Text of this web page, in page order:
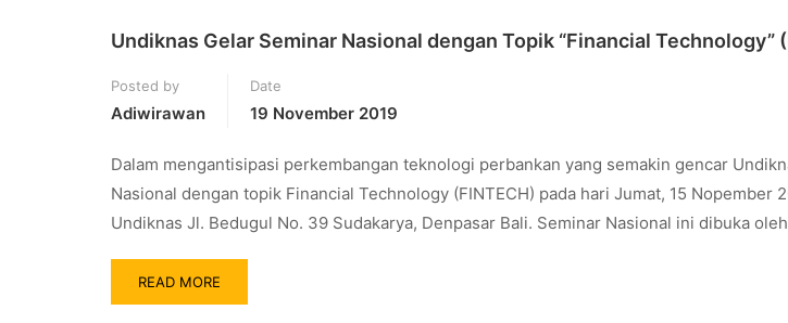
Undiknas Gelar Seminar Nasional dengan Topik “Financial Technology”
Posted by
Adiwirawan
Date
19 November 2019
Dalam mengantisipasi perkembangan teknologi perbankan yang semakin gencar
Nasional dengan topik Financial Technology (FINTECH) pada hari Jumat, 15 Nopember
Undiknas Jl. Bedugul No. 39 Sudakarya, Denpasar Bali. Seminar Nasional ini dibuka
READ MORE